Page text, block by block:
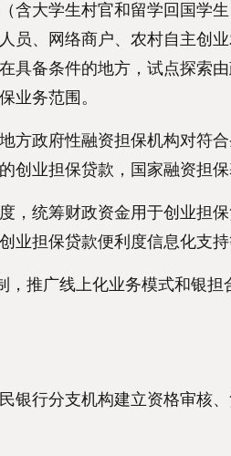
大学生村官和留学回国学
、网络商户、农村自主创
备条件的地方，试点探索
业务范围。
政府性融资担保机构对符
业担保贷款，国家融资担
统筹财政资金用于创业担
业担保贷款便利度信息化支持
广线上化业务模式和银担
行分支机构建立资格审核